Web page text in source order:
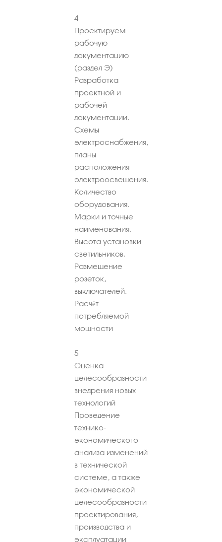
4
Проектируем
рабочую
документацию
(раздел Э)
Разработка
проектной и
рабочей
документации.
Схемы
электроснабжения,
планы
расположения
электроосвещения.
Количество
оборудования.
Марки и точные
наименования.
Высота установки
светильников.
Размещение
розеток,
выключателей.
Расчёт
потребляемой
мощности
5
Оценка
целесообразности
внедрения новых
технологий
Проведение
технико-
экономического
анализа изменений
в технической
системе, а также
экономической
целесообразности
проектирования,
производства и
эксплуатации